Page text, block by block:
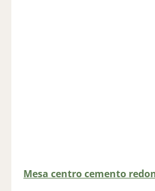
Mesa centro cemento